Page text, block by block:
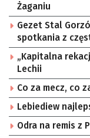
Żaganiu
Gezet Stal
spotkania z
„Kapitalna
Lechii
Co za mecz, co
Lebiediew
Odra na remis z